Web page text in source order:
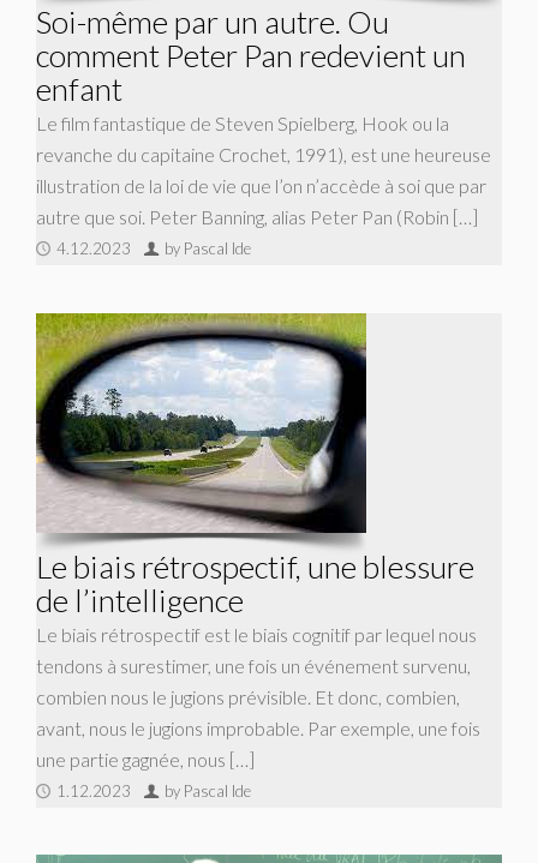
Soi-même par un autre. Ou
comment Peter Pan redevient un
enfant
Le film fantastique de Steven Spielberg, Hook ou la
revanche du capitaine Crochet, 1991), est une heureuse
illustration de la loi de vie que l’on n’accède à soi que par
autre que soi. Peter Banning, alias Peter Pan (Robin […]
4.12.2023 by Pascal Ide
Le biais rétrospectif, une blessure
de l’intelligence
Le biais rétrospectif est le biais cognitif par lequel nous
tendons à surestimer, une fois un événement survenu,
combien nous le jugions prévisible. Et donc, combien,
avant, nous le jugions improbable. Par exemple, une fois
une partie gagnée, nous […]
1.12.2023 by Pascal Ide